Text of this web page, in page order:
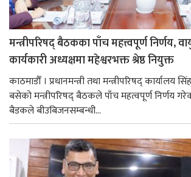
मन्त्रीपरिषद् बैठकका पाँच महत्त्वपूर्ण निर्णय,
कार्यकारी अध्यक्षमा महेश्वरभक्त श्रेष्ठ नियुक्त
काठमाडौँ । प्रधानमन्त्री तथा मन्त्रीपरिषद् कार्यालय
बसेको मन्त्रीपरिषद् बैठकले पाँच महत्वपूर्ण निर्णय
बैडकले बीउबिजनसम्बन्धी...